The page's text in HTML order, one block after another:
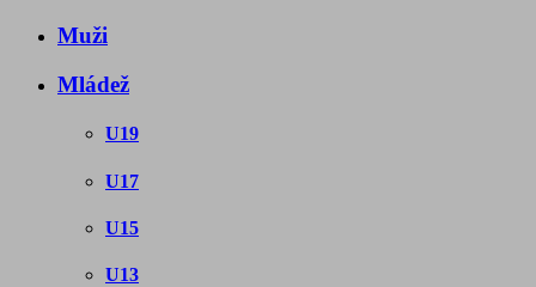
Muži
Mládež
U19
U17
U15
U13